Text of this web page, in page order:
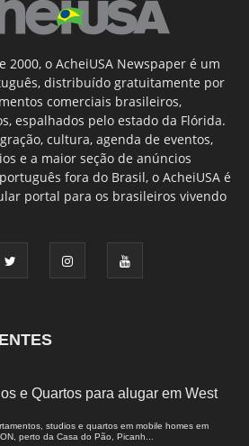
2000, o AcheiUSA Newspaper é um
distribuído gratuitamente por
comerciais brasileiros,
espalhados pelo estado da Flórida.
cultura, agenda de eventos,
e a maior seção de anúncios
fora do Brasil, o AcheiUSA é
portal para os brasileiros vivendo
e Quartos para alugar em West
studios e quartos em mobile homes em
perto da Casa do Pão, Picanh...